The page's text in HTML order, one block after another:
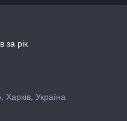
за рік
Україна